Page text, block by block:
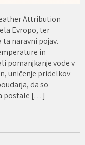
Attribution
Evropo, ter
naravni pojav.
in
pomanjkanje vode v
uničenje pridelkov
da so
postale […]